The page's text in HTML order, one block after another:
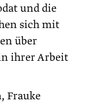
und die
sich mit
über
ihrer Arbeit
Frauke